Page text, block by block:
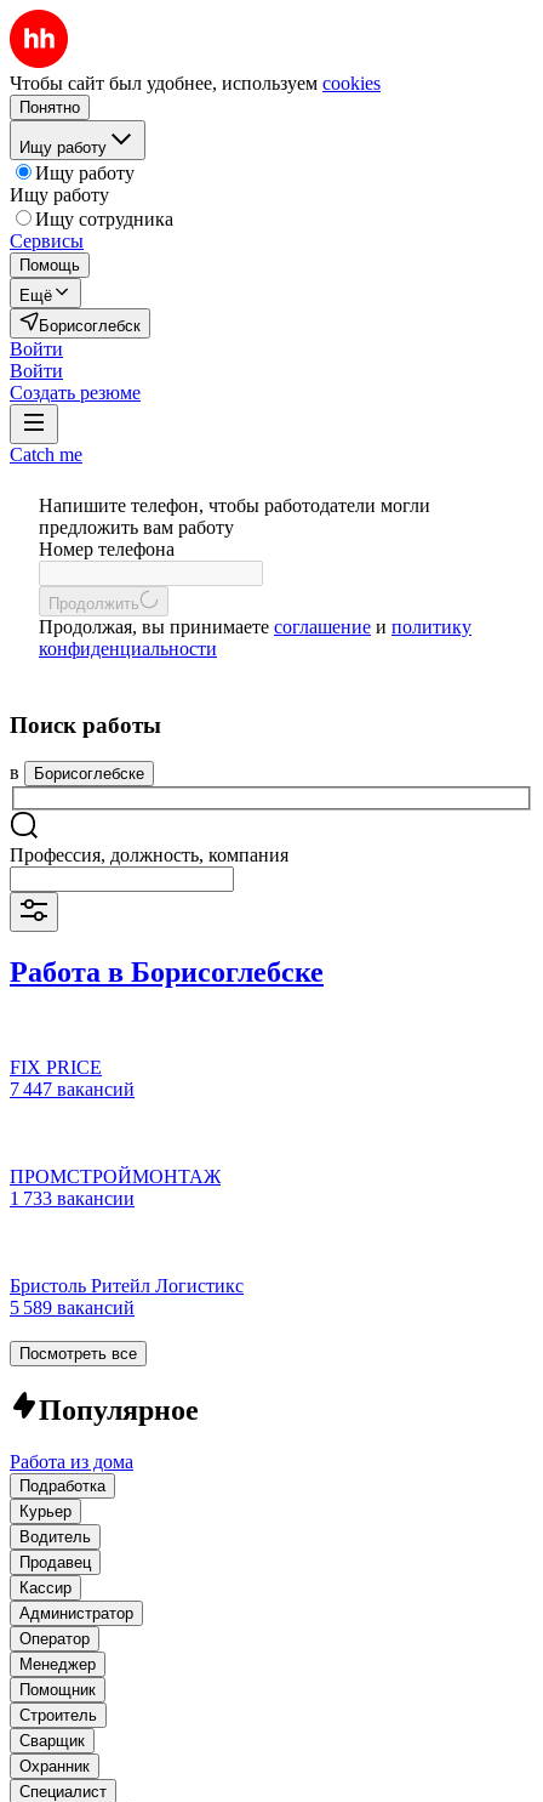
Чтобы сайт был удобнее, используем cookies
Понятно
Ищу работу
Ищу работу
Ищу работу
Ищу сотрудника
Сервисы
Помощь
Ещё
Борисоглебск
Войти
Войти
Создать резюме
Catch me
Напишите телефон, чтобы работодатели могли
предложить вам работу
Номер телефона
Продолжить
Продолжая, вы принимаете соглашение и политику
конфиденциальности
Поиск работы
в Борисоглебске
Профессия, должность, компания
Работа в Борисоглебске
FIX PRICE
7 447 вакансий
ПРОМСТРОЙМОНТАЖ
1 733 вакансии
Бристоль Ритейл Логистикс
5 589 вакансий
Посмотреть все
Популярное
Работа из дома
Подработка
Курьер
Водитель
Продавец
Кассир
Администратор
Оператор
Менеджер
Помощник
Строитель
Сварщик
Охранник
Специалист